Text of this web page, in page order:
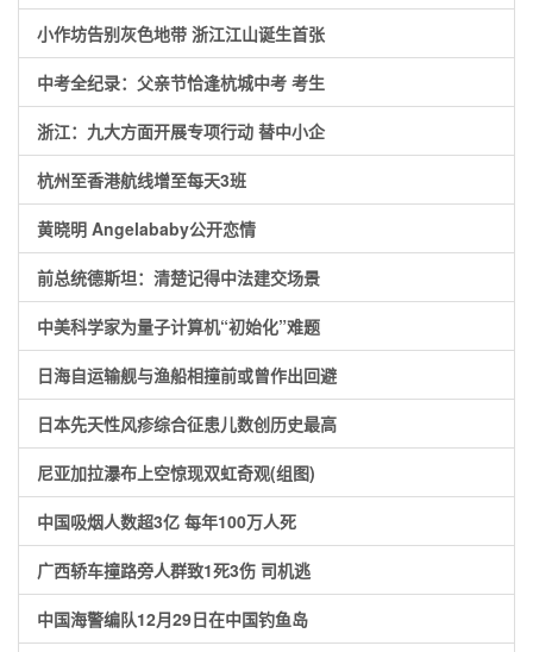
小作坊告别灰色地带 浙江江山诞生首张
中考全纪录：父亲节恰逢杭城中考 考生
浙江：九大方面开展专项行动 替中小企
杭州至香港航线增至每天3班
黄晓明 Angelababy公开恋情
前总统德斯坦：清楚记得中法建交场景
中美科学家为量子计算机“初始化”难题
日海自运输舰与渔船相撞前或曾作出回避
日本先天性风疹综合征患儿数创历史最高
尼亚加拉瀑布上空惊现双虹奇观(组图)
中国吸烟人数超3亿 每年100万人死
广西轿车撞路旁人群致1死3伤 司机逃
中国海警编队12月29日在中国钓鱼岛